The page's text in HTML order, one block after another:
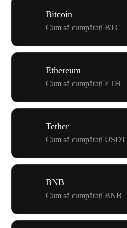
Bitcoin
Cum să cumpărați BTC
Ethereum
Cum să cumpărați ETH
Tether
Cum să cumpărați USDT
BNB
Cum să cumpărați BNB